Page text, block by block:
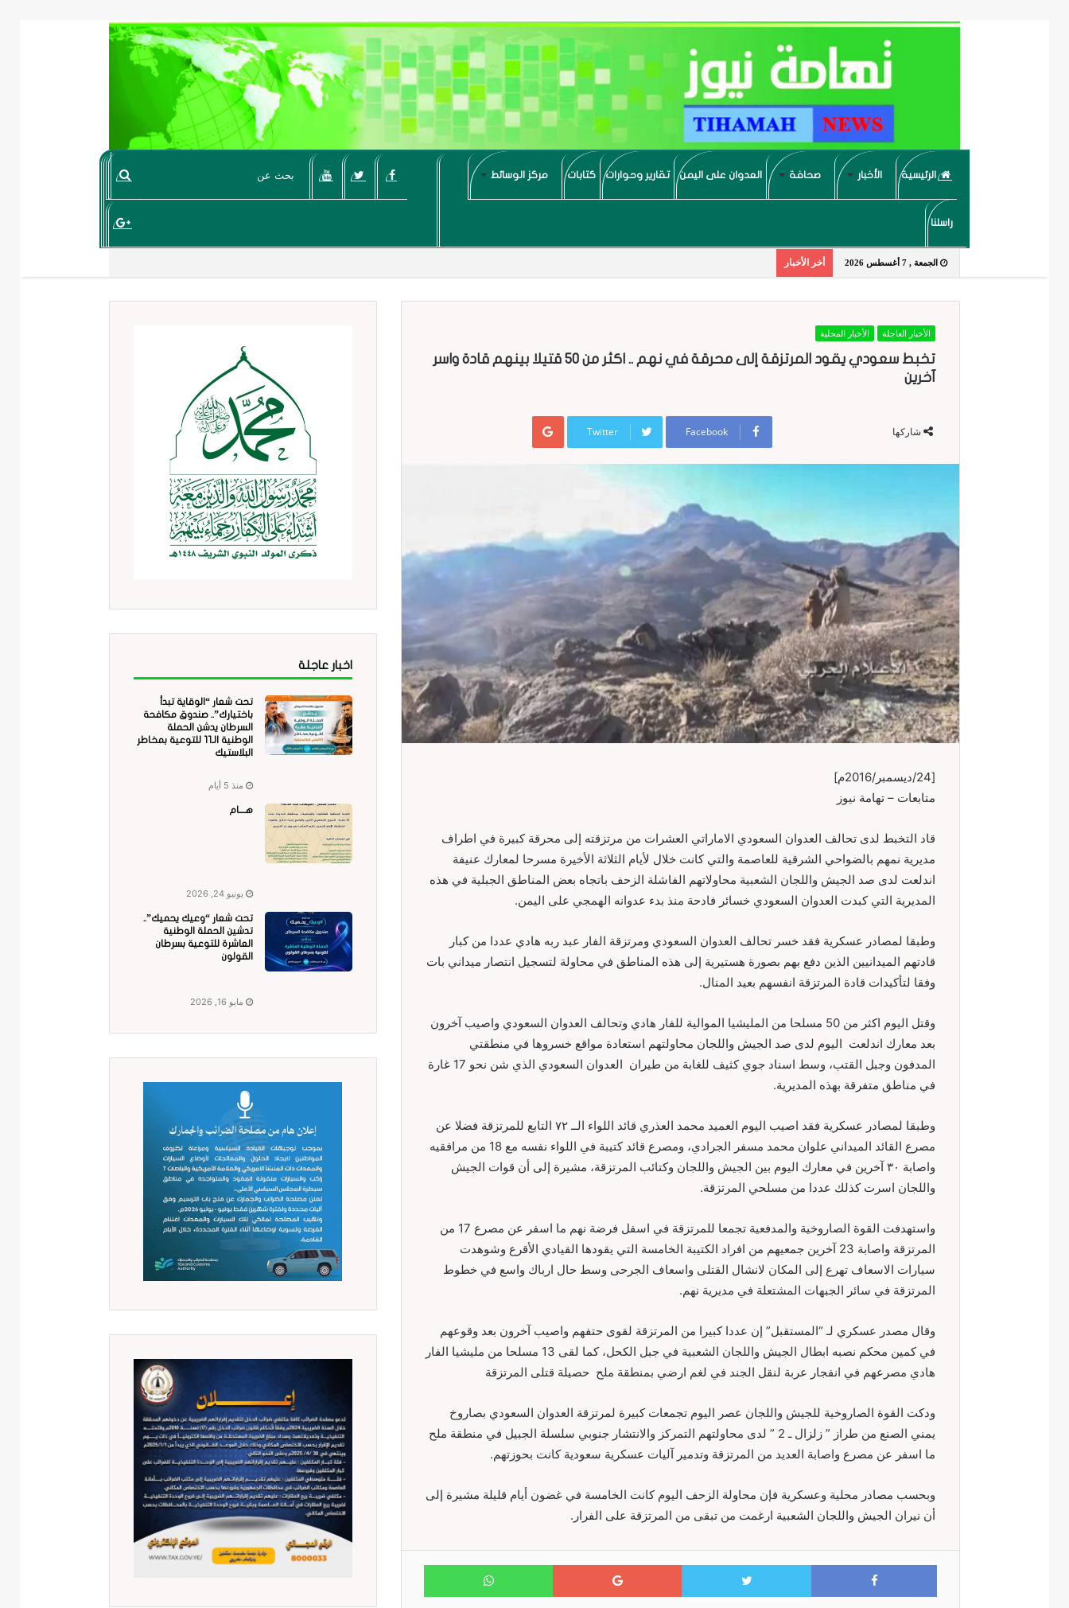
الرئيسية الأخبار صحافة العدوان على اليمن تقارير وحوارات كتابات مركز الوسائط
راسلنا
الجمعة , 7 أغسطس 2026 أخر الأخبار
الأخبار العاجلة الأخبار المحلية
تخبط سعودي يقود المرتزقة إلى محرقة في نهم .. اكثر من 50 قتيلا بينهم قادة واسر
آخرين
شاركها Facebook
Twitter
Google+
[24/ديسمبر/2016م]
متابعات – تهامة نيوز
قاد التخبط لدى تحالف العدوان السعودي الاماراتي العشرات من مرتزقته إلى محرقة كبيرة في اطراف
مديرية نمهم بالضواحي الشرقية للعاصمة والتي كانت خلال لأيام الثلاثة الأخيرة مسرحا لمعارك عنيفة
اندلعت لدى صد الجيش واللجان الشعبية محاولاتهم الفاشلة الزحف باتجاه بعض المناطق الجبلية في هذه
المديرية التي كبدت العدوان السعودي خسائر فادحة منذ بدء عدوانه الهمجي على اليمن.
وطبقا لمصادر عسكرية فقد خسر تحالف العدوان السعودي ومرتزقة الفار عبد ربه هادي عددا من كبار
قادتهم الميدانيين الذين دفع بهم بصورة هستيرية إلى هذه المناطق في محاولة لتسجيل انتصار ميداني بات
وفقا لتأكيدات قادة المرتزقة انفسهم بعيد المنال.
وقتل اليوم اكثر من 50 مسلحا من المليشيا الموالية للفار هادي وتحالف العدوان السعودي واصيب آخرون
بعد معارك اندلعت اليوم لدى صد الجيش واللجان محاولتهم استعادة مواقع خسروها في منطقتي
المدفون وجبل القتب، وسط اسناد جوي كثيف للغابة من طيران العدوان السعودي الذي شن نحو 17 غارة
في مناطق متفرقة بهذه المديرية.
وطبقا لمصادر عسكرية فقد اصيب اليوم العميد محمد العذري قائد اللواء الــ ٧٢ التابع للمرتزقة فضلا عن
مصرع القائد الميداني علوان محمد مسفر الجرادي، ومصرع قائد كتيبة في اللواء نفسه مع 18 من مرافقيه
واصابة ٣٠ آخرين في معارك اليوم بين الجيش واللجان وكتائب المرتزقة، مشيرة إلى أن قوات الجيش
واللجان اسرت كذلك عددا من مسلحي المرتزقة.
واستهدفت القوة الصاروخية والمدفعية تجمعا للمرتزقة في اسفل فرضة نهم ما اسفر عن مصرع 17 من
المرتزقة واصابة 23 آخرين جمعيهم من افراد الكتيبة الخامسة التي يقودها القيادي الأقرع وشوهدت
سيارات الاسعاف تهرع إلى المكان لانشال القتلى واسعاف الجرحى وسط حال ارباك واسع في خطوط
المرتزقة في سائر الجبهات المشتعلة في مديرية نهم.
وقال مصدر عسكري لـ “المستقبل” إن عددا كبيرا من المرتزقة لقوى حتفهم واصيب آخرون بعد وقوعهم
في كمين محكم نصبه ابطال الجيش واللجان الشعبية في جبل الكحل، كما لقى 13 مسلحا من مليشيا الفار
هادي مصرعهم في انفجار عربة لنقل الجند في لغم ارضي بمنطقة ملح حصيلة قتلى المرتزقة
ودكت القوة الصاروخية للجيش واللجان عصر اليوم تجمعات كبيرة لمرتزقة العدوان السعودي بصاروخ
يمني الصنع من طراز ” زلزال ـ 2 ” لدى محاولتهم التمركز والانتشار جنوبي سلسلة الجبيل في منطقة ملح
ما اسفر عن مصرع واصابة العديد من المرتزقة وتدمير آليات عسكرية سعودية كانت بحوزتهم.
وبحسب مصادر محلية وعسكرية فإن محاولة الزحف اليوم كانت الخامسة في غضون أيام قليلة مشيرة إلى
أن نيران الجيش واللجان الشعبية ارغمت من تبقى من المرتزقة على الفرار.
Facebook
Twitter
Google+
WhatsApp
اخبار عاجلة
تحت شعار “الوقاية تبدأ
باختيارك”.. صندوق مكافحة
السرطان يدشن الحملة
الوطنية الـ11 للتوعية بمخاطر
البلاستيك
منذ 5 أيام
هــــام
يونيو 24, 2026
تحت شعار “وعيك يحميك”..
تدشين الحملة الوطنية
العاشرة للتوعية بسرطان
القولون
مايو 16, 2026